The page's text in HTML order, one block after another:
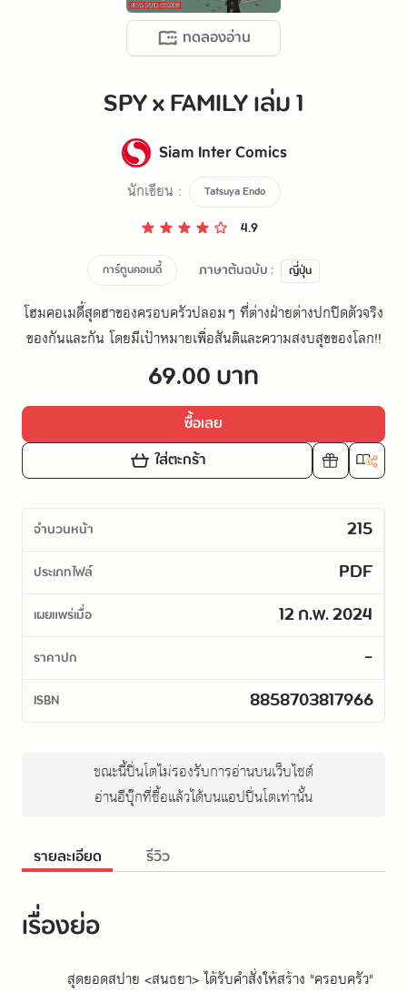
ทดลองอ่าน
SPY x FAMILY เล่ม 1
Siam Inter Comics
นักเขียน : Tatsuya Endo
4.9
การ์ตูนคอเมดี้ ภาษาต้นฉบับ : ญี่ปุ่น
โฮมคอเมดี้สุดฮาของครอบครัวปลอมๆ ที่ต่างฝ่ายต่างปกปิดตัวจริง
ของกันและกัน โดยมีเป้าหมายเพื่อสันติและความสงบสุขของโลก!!
69.00 บาท
ซื้อเลย
ใส่ตะกร้า
จำนวนหน้า 215
ประเภทไฟล์ PDF
เผยแพร่เมื่อ 12 ก.พ. 2024
ราคาปก -
ISBN 8858703817966
ขณะนี้ปิ่นโตไม่รองรับการอ่านบนเว็บไซต์
อ่านอีบุ๊กที่ซื้อแล้วได้บนแอปปิ่นโตเท่านั้น
รายละเอียด รีวิว
เรื่องย่อ
สุดยอดสปาย <สนธยา> ได้รับคำสั่งให้สร้าง "ครอบครัว"